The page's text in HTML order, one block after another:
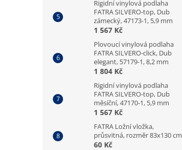
Rigidní vinylová podlaha
FATRA SILVERO-top, Dub
zámecký, 47173-1, 5,9 mm
1 567 Kč
Plovoucí vinylová podlaha
FATRA SILVERO-click, Dub
elegant, 57179-1, 8,2 mm
1 804 Kč
Rigidní vinylová podlaha
FATRA SILVERO-top, Dub
měsíční, 47170-1, 5,9 mm
1 567 Kč
FATRA Ložní vložka,
průsvitná, rozměr 83x130 cm
60 Kč